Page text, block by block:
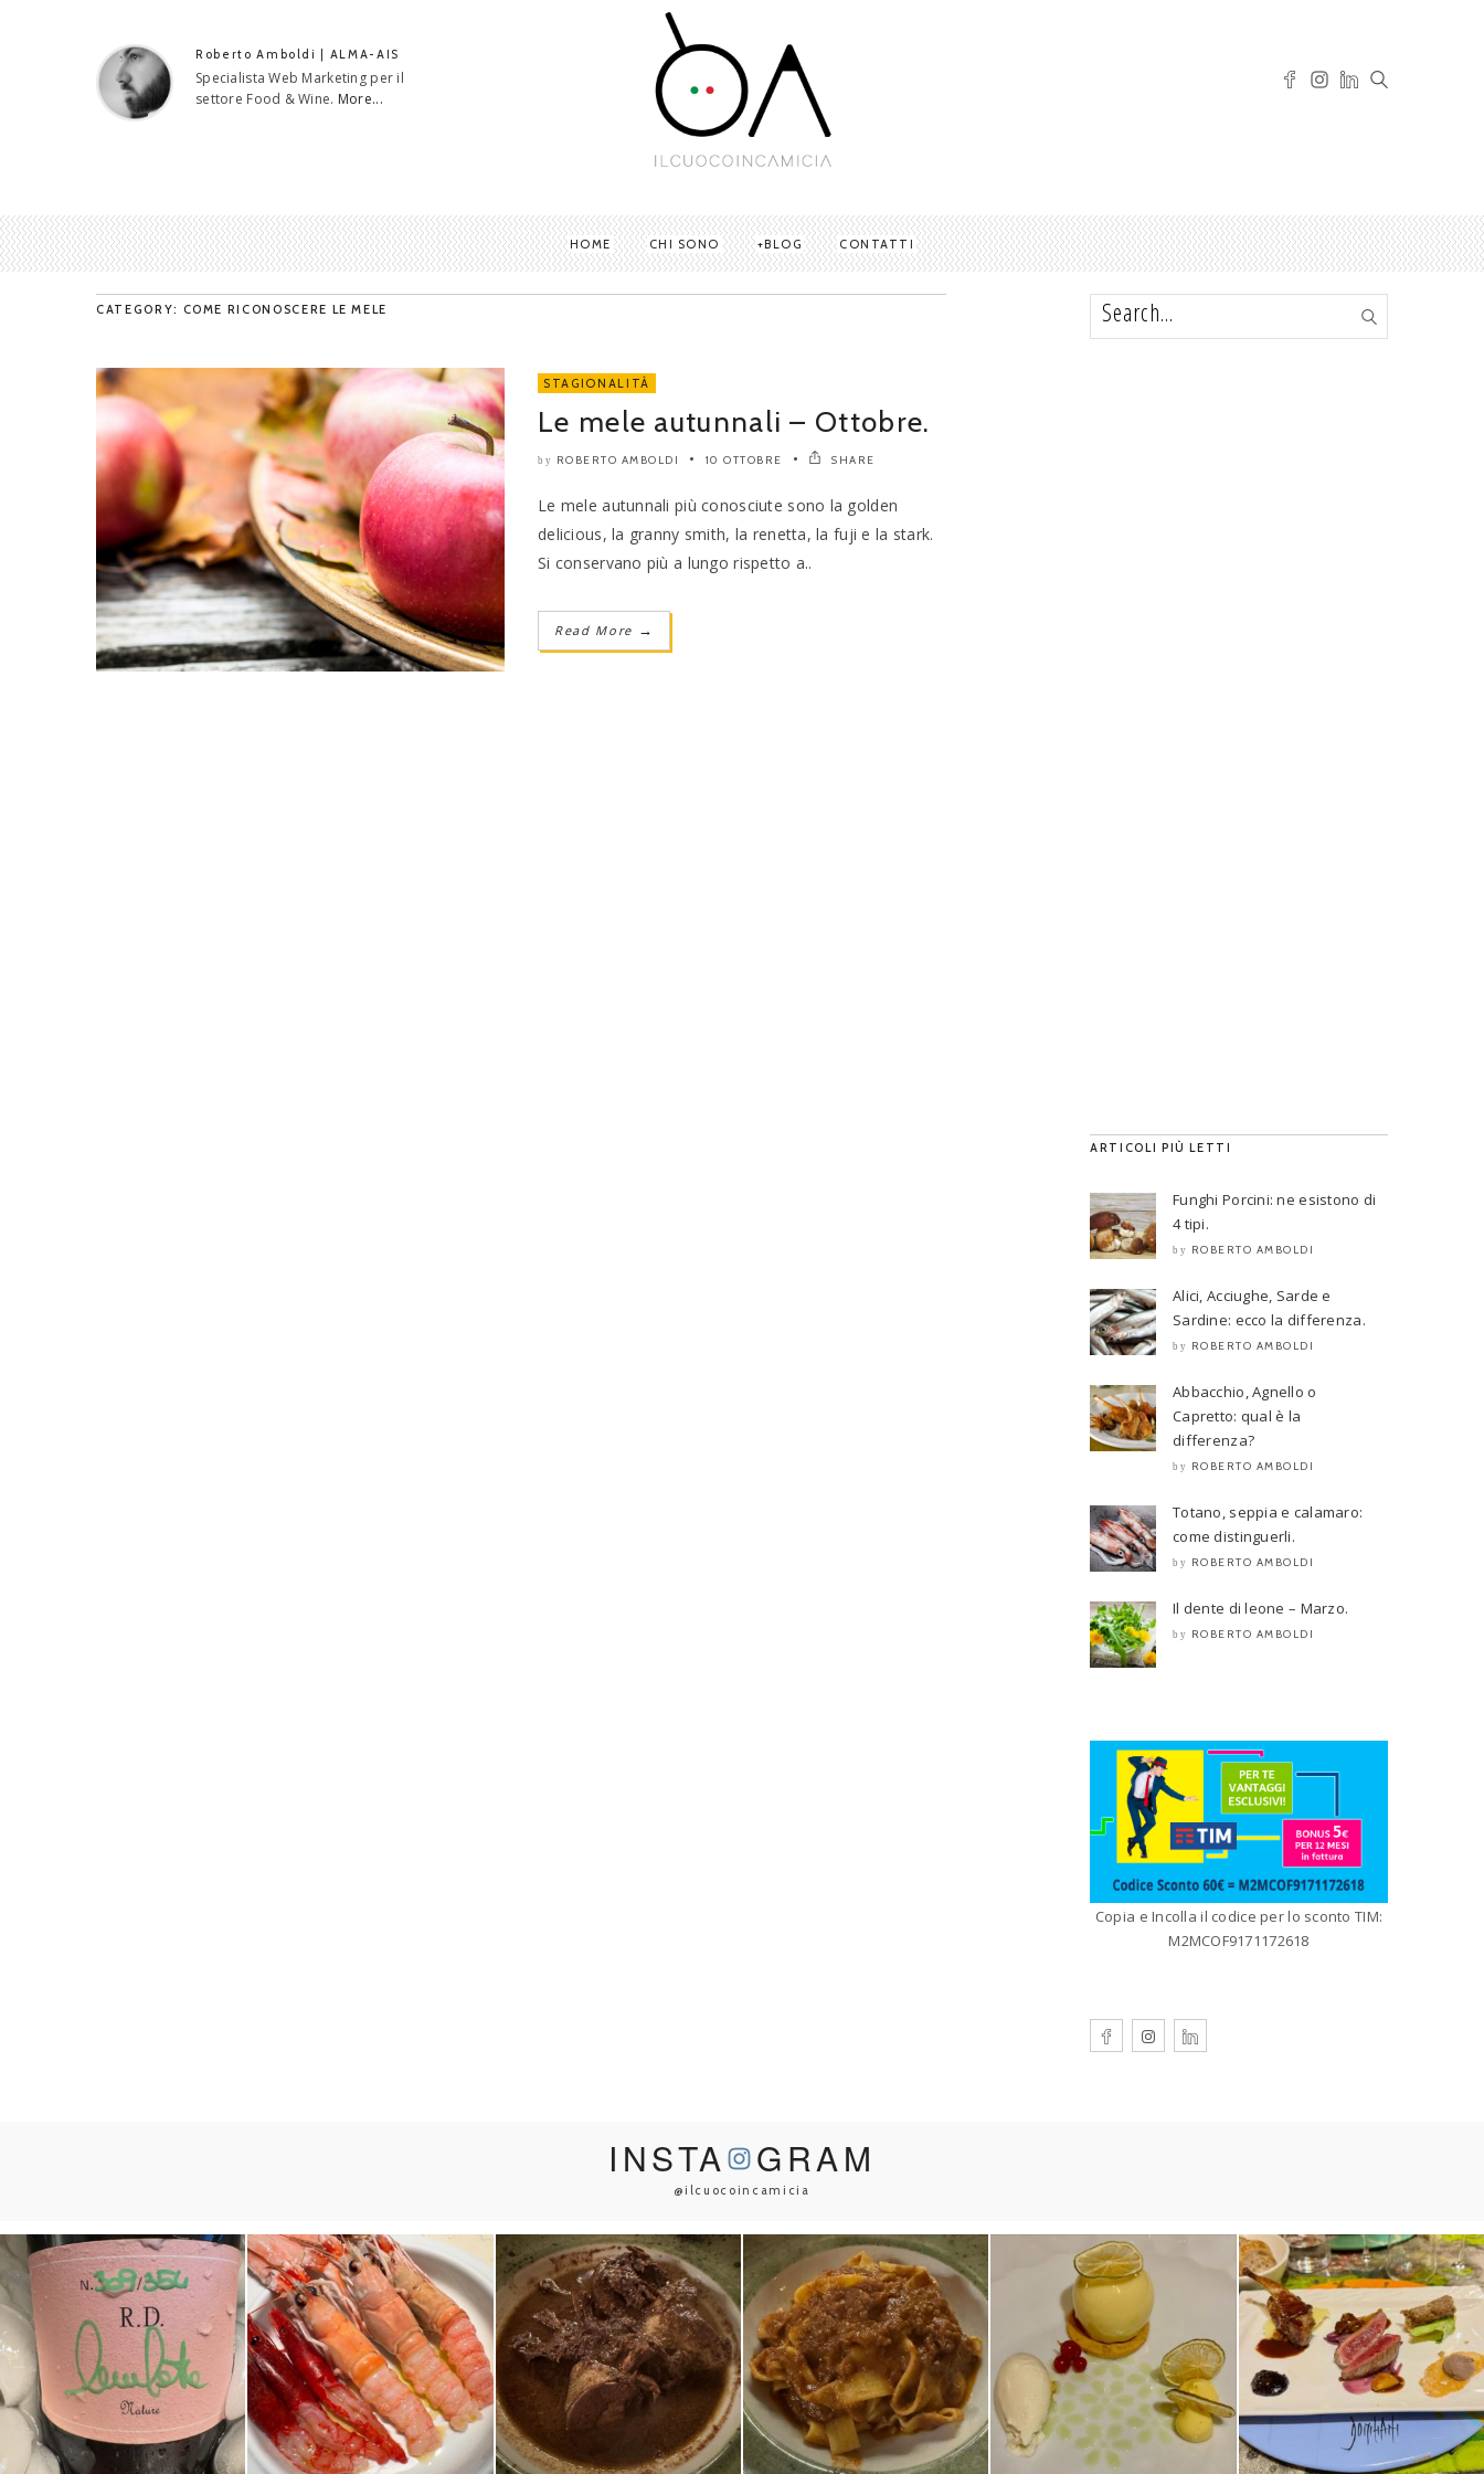
Roberto Amboldi | ALMA-AIS
Specialista Web Marketing per il
settore Food & Wine. More...
HOME CHI SONO BLOG CONTATTI
CATEGORY: COME RICONOSCERE LE MELE
STAGIONALITÀ
Le mele autunnali – Ottobre.
by ROBERTO AMBOLDI 10 OTTOBRE SHARE
Le mele autunnali più conosciute sono la golden
delicious, la granny smith, la renetta, la fuji e la stark.
Si conservano più a lungo rispetto a..
Read More →
ARTICOLI PIÙ LETTI
Funghi Porcini: ne esistono di
4 tipi.
by ROBERTO AMBOLDI
Alici, Acciughe, Sarde e
Sardine: ecco la differenza.
by ROBERTO AMBOLDI
Abbacchio, Agnello o
Capretto: qual è la
differenza?
by ROBERTO AMBOLDI
Totano, seppia e calamaro:
come distinguerli.
by ROBERTO AMBOLDI
Il dente di leone – Marzo.
by ROBERTO AMBOLDI
Copia e Incolla il codice per lo sconto TIM:
M2MCOF9171172618
INSTA GRAM
@ilcuocoincamicia